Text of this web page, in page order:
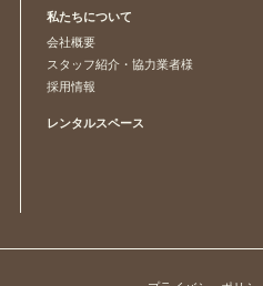
私たちについて
会社概要
スタッフ紹介・協力業者様
採用情報
レンタルスペース